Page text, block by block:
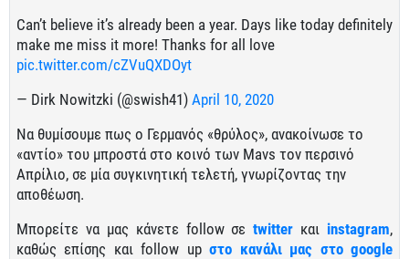
Can’t believe it’s already been a year. Days like today definitely
make me miss it more! Thanks for all love
pic.twitter.com/cZVuQXDOyt
— Dirk Nowitzki (@swish41) April 10, 2020
Να θυμίσουμε πως ο Γερμανός «θρύλος», ανακοίνωσε το
«αντίο» του μπροστά στο κοινό των Mavs τον περσινό
Απρίλιο, σε μία συγκινητική τελετή, γνωρίζοντας την
αποθέωση.
Μπορείτε να μας κάνετε follow σεtwitter και instagram,
καθώς επίσης και follow upστο κανάλι μας στο google